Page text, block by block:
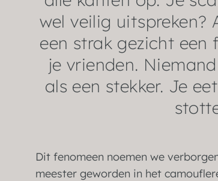
wel veilig uitspreken?
een strak gezicht
je vrienden.
als een stekker. Je
Dit fenomeen noemen we
meester geworden in het